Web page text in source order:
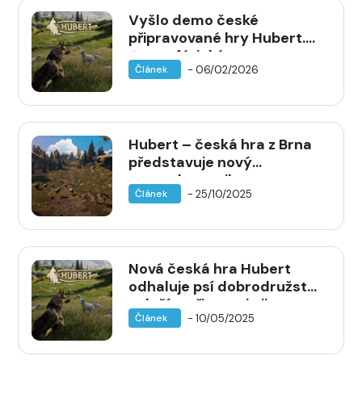
Vyšlo demo české
připravované hry Hubert.
Atmosférické
dobrodružství očima
Článek - 06/02/2026
Hubert – česká hra z Brna
představuje nový
gameplay trailer a
screenshoty
Článek - 25/10/2025
Nová česká hra Hubert
odhaluje psí dobrodružství
s duší – připravuje ji
brněnské Brocap Studio
Článek - 10/05/2025